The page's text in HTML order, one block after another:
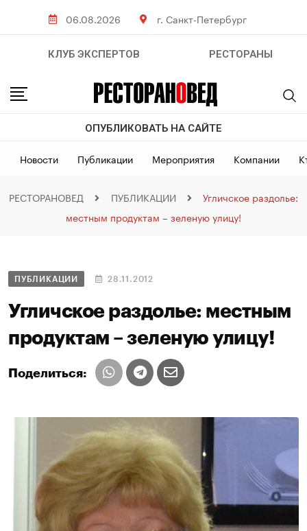
06.08.2026 г. Санкт-Петербург
КЛУБ ЭКСПЕРТОВ РЕСТОРАНЫ
ОПУБЛИКОВАТЬ НА САЙТЕ
Новости Публикации Мероприятия Компании
РЕСТОРАНОВЕД ПУБЛИКАЦИИ
Угличское раздолье:
местным продуктам – зеленую улицу!
ПУБЛИКАЦИИ 28.11.2012
Угличское раздолье: местным
продуктам – зеленую улицу!
Поделиться: